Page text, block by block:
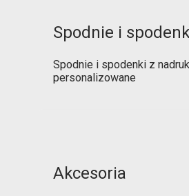
Spodnie i
Spodnie i spodenki z
personalizowane
Akcesoria